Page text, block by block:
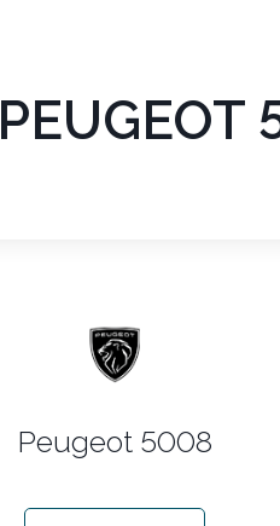
PEUGEOT
Peugeot 5008